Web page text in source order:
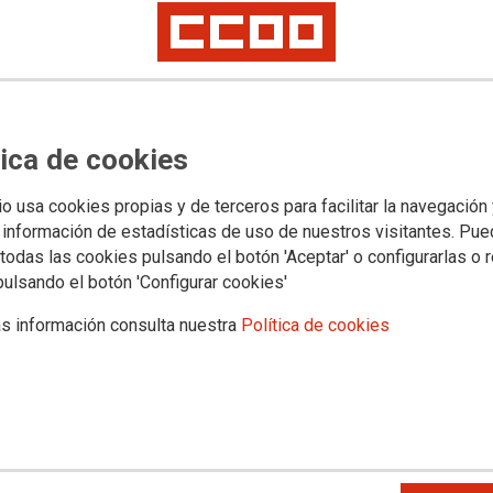
de cookies
usa cookies propias y de terceros para facilitar la navegación
de estadísticas de uso de nuestros visitantes.
las cookies pulsando el botón 'Aceptar' o configurarlas o
el botón 'Configurar cookies'
información consulta nuestra Política de cookies
Territorios
Formacion Empleo Salud Laboral
priorice una inversión
mientras la FP pública
reales
valora toda inversión que impulse la formación
no puede permanecer callada ante una realidad
con entusiasmo los seis millones de euros
la Formación Profesional pública en nuestra región
que necesita para convertirse en la “FP Dual”